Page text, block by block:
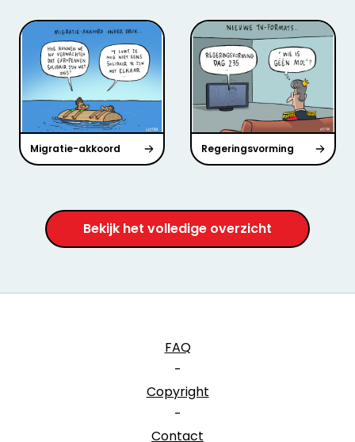
Migratie-akkoord Regeringsvorming
Bekijk het volledige overzicht
FAQ
-
Copyright
-
Contact